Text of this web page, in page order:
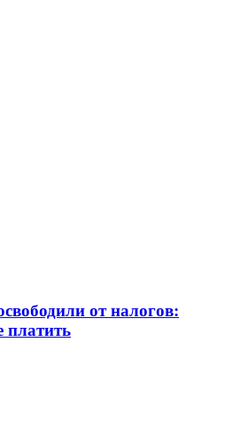
от налогов:
платить